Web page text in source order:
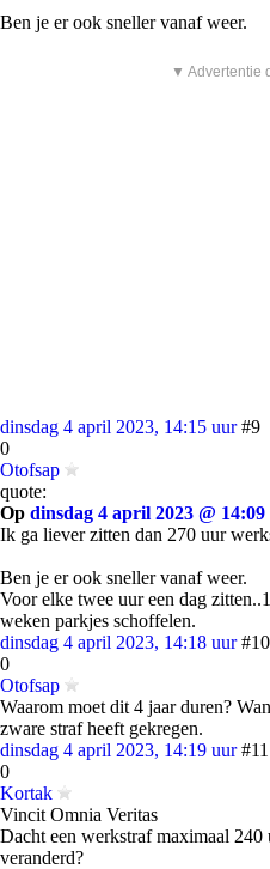
Ben je er ook sneller vanaf weer.
▼ Advertentie
dinsdag 4 april 2023, 14:15 uur #9
0
Otofsap
quote:
Op dinsdag 4 april 2023 @ 14:09
Ik ga liever zitten dan 270 uur
Ben je er ook sneller vanaf weer.
Voor elke twee uur een dag
weken parkjes schoffelen.
dinsdag 4 april 2023, 14:18 uur #10
0
Otofsap
Waarom moet dit 4 jaar duren?
zware straf heeft gekregen.
dinsdag 4 april 2023, 14:19 uur #11
0
Kortak
Vincit Omnia Veritas
Dacht een werkstraf maximaal
veranderd?